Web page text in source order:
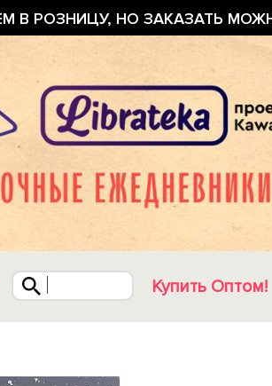
В РОЗНИЦУ, НО ЗАКАЗАТЬ
Купить Оптом!